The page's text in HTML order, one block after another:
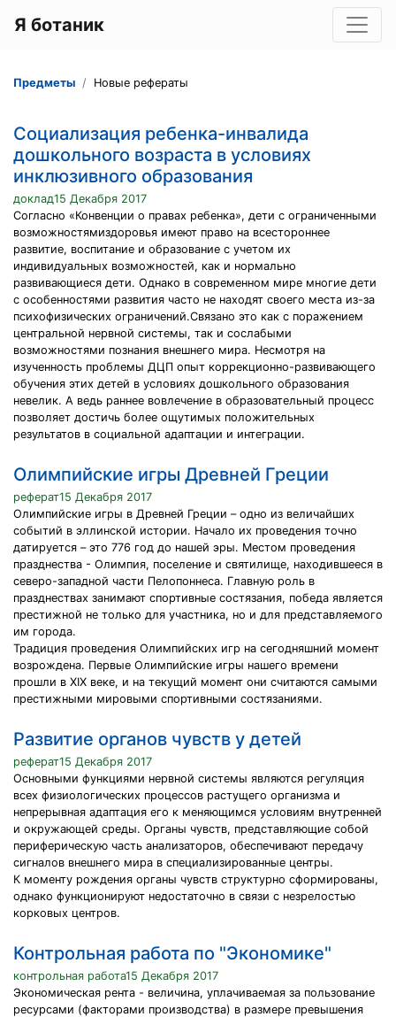
Я ботаник
Предметы Новые рефераты
Социализация ребенка-инвалида
дошкольного возраста в условиях
инклюзивного образования
доклад15 Декабря 2017
Согласно «Конвенции о правах ребенка», дети с ограниченными
возможностямиздоровья имеют право на всестороннее
развитие, воспитание и образование с учетом их
индивидуальных возможностей, как и нормально
развивающиеся дети. Однако в современном мире многие дети
с особенностями развития часто не находят своего места из-за
психофизических ограничений.Связано это как с поражением
центральной нервной системы, так и сослабыми
возможностями познания внешнего мира. Несмотря на
изученность проблемы ДЦП опыт коррекционно-развивающего
обучения этих детей в условиях дошкольного образования
невелик. А ведь раннее вовлечение в образовательный процесс
позволяет достичь более ощутимых положительных
результатов в социальной адаптации и интеграции.
Олимпийские игры Древней Греции
реферат15 Декабря 2017
Олимпийские игры в Древней Греции – одно из величайших
событий в эллинской истории. Начало их проведения точно
датируется – это 776 год до нашей эры. Местом проведения
празднества - Олимпия, поселение и святилище, находившееся в
северо-западной части Пелопоннеса. Главную роль в
празднествах занимают спортивные состязания, победа является
престижной не только для участника, но и для представляемого
им города.
Традиция проведения Олимпийских игр на сегодняшний момент
возрождена. Первые Олимпийские игры нашего времени
прошли в XIX веке, и на текущий момент они считаются самыми
престижными мировыми спортивными состязаниями.
Развитие органов чувств у детей
реферат15 Декабря 2017
Основными функциями нервной системы являются регуляция
всех физиологических процессов растущего организма и
непрерывная адаптация его к меняющимся условиям внутренней
и окружающей среды. Органы чувств, представляющие собой
периферическую часть анализаторов, обеспечивают передачу
сигналов внешнего мира в специализированные центры.
К моменту рождения органы чувств структурно сформированы,
однако функционируют недостаточно в связи с незрелостью
корковых центров.
Контрольная работа по "Экономике"
контрольная работа15 Декабря 2017
Экономическая рента - величина, уплачиваемая за пользование
ресурсами (факторами производства) в размере превышения